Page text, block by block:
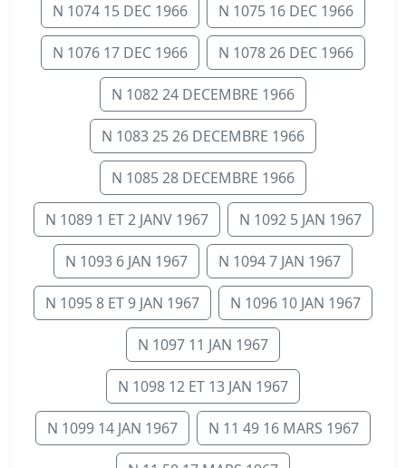
N 1074 15 DEC 1966 N 1075 16 DEC 1966
N 1076 17 DEC 1966 N 1078 26 DEC 1966
N 1082 24 DECEMBRE 1966
N 1083 25 26 DECEMBRE 1966
N 1085 28 DECEMBRE 1966
N 1089 1 ET 2 JANV 1967 N 1092 5 JAN 1967
N 1093 6 JAN 1967 N 1094 7 JAN 1967
N 1095 8 ET 9 JAN 1967 N 1096 10 JAN 1967
N 1097 11 JAN 1967
N 1098 12 ET 13 JAN 1967
N 1099 14 JAN 1967 N 11 49 16 MARS 1967